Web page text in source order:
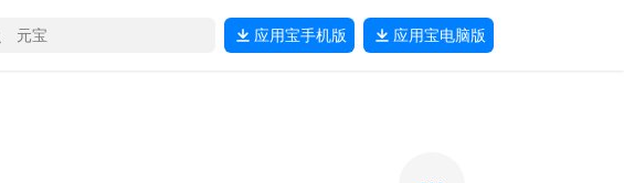
应用宝手机版 应用宝电脑版